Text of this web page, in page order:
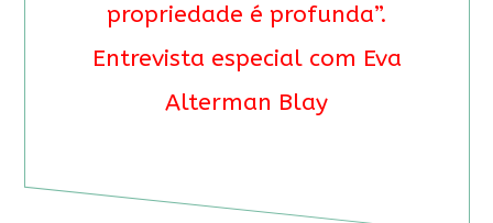
propriedade é profunda”.
Entrevista especial com Eva
Alterman Blay